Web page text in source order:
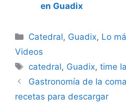
en Guadix
Categorías
Catedral, Guadix, Lo
Videos
Etiquetas
catedral, Guadix,time
Gastronomía de la
recetas para descargar